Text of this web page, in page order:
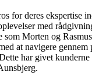
for deres ekspertise
med
som Morten og
at navigere gennem
har givet